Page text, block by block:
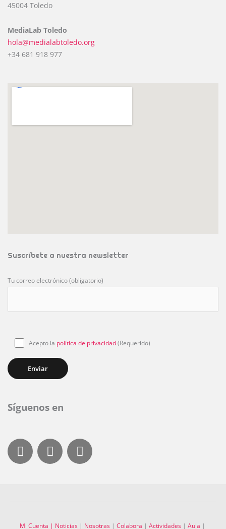
45004 Toledo
MediaLab Toledo
hola@medialabtoledo.org
+34 681 918 977
Suscríbete a nuestra newsletter
Tu correo electrónico (obligatorio)
Acepto la política de privacidad(Requerido)
Síguenos en
F
a
c
o
o
I
n
s
g
r
Y
o
u
b
e
Mi Cuenta | Noticias| Nosotras| Colabora | Actividades| Aula |